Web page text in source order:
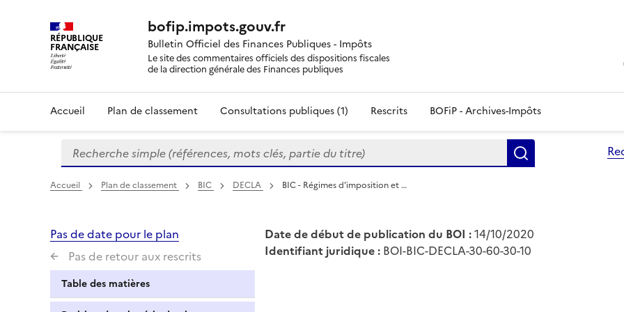
RÉPUBLIQUE
FRANÇAISE
bofip.impots.gouv.fr
Bulletin Officiel des Finances Publiques - Impôts
Le site des commentaires officiels des dispositions fiscales
de la direction générale des Finances publiques
Accueil Plan de classement Consultations publiques (1) Rescrits BOFiP - Archives-Impôts
Formulaire
de
recherche
Recherche simple (références, mots clés, partie du titre)
Accueil Plan de classement BIC DECLA BIC - Régimes d'imposition et …
Pas de date pour le plan
Pas de retour aux rescrits
Table des matières
Date de début de publication du BOI :14/10/2020
Identifiant juridique : BOI-BIC-DECLA-30-60-30-10